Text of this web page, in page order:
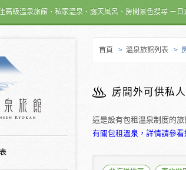
高級溫泉旅館、私家溫泉、露天風呂、房間景色搜尋 －日
首頁 > 溫泉旅館列表 >
房間外可供私
這是設有包租溫泉制度的
有關包租溫泉，詳情請參